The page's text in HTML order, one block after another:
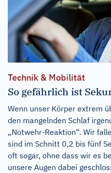
Technik & Mobilität
So gefährlich ist
Wenn unser Körper extrem
den mangelnden Schlaf
„Notwehr-Reaktion“. Wir
sind im Schnitt 0,2 bis fünf
oft sogar, ohne dass wir es
unsere Augen dabei